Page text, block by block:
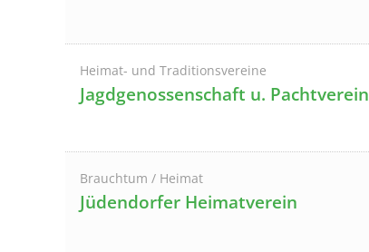
Heimat- und Traditionsvereine
Jagdgenossenschaft u. Pachtverein
Brauchtum / Heimat
Jüdendorfer Heimatverein